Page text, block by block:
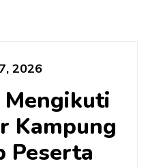
2026
Kampung
Peserta